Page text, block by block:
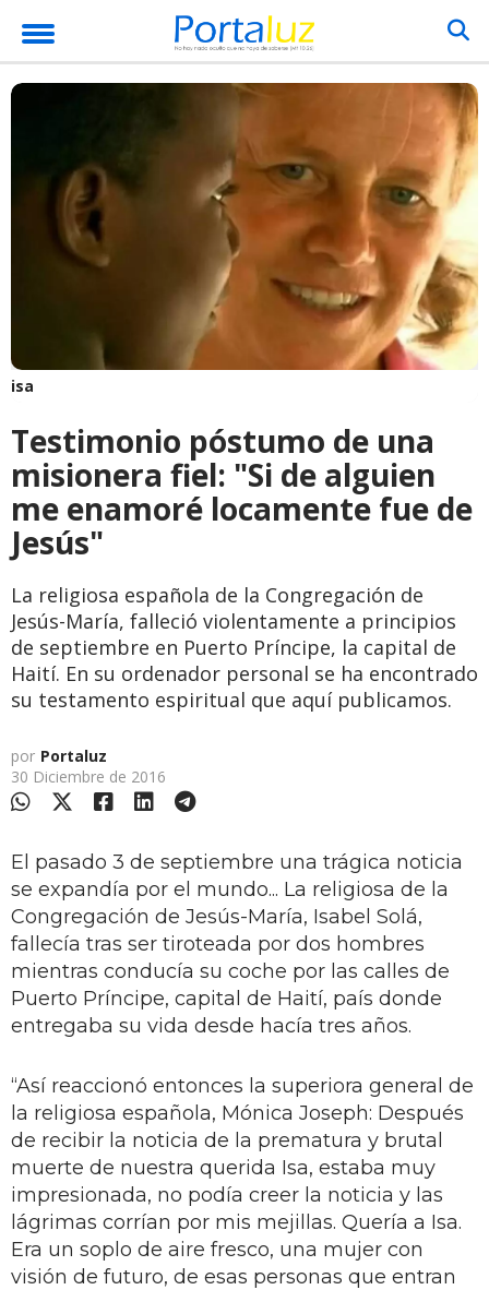
isa
Testimonio póstumo de una
misionera fiel: "Si de alguien
me enamoré locamente fue de
Jesús"
La religiosa española de la Congregación de
Jesús-María, falleció violentamente a principios
de septiembre en Puerto Príncipe, la capital de
Haití. En su ordenador personal se ha encontrado
su testamento espiritual que aquí publicamos.
por Portaluz
30 Diciembre de 2016
El pasado 3 de septiembre una trágica noticia
se expandía por el mundo... La religiosa de la
Congregación de Jesús-María, Isabel Solá,
fallecía tras ser tiroteada por dos hombres
mientras conducía su coche por las calles de
Puerto Príncipe, capital de Haití, país donde
entregaba su vida desde hacía tres años.
“Así reaccionó entonces la superiora general de
la religiosa española, Mónica Joseph: Después
de recibir la noticia de la prematura y brutal
muerte de nuestra querida Isa, estaba muy
impresionada, no podía creer la noticia y las
lágrimas corrían por mis mejillas. Quería a Isa.
Era un soplo de aire fresco, una mujer con
visión de futuro, de esas personas que entran